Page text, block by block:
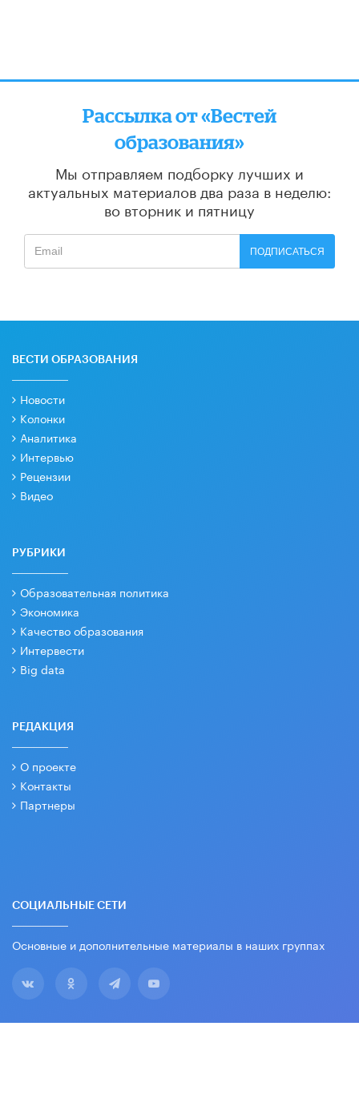
Рассылка от «Вестей
образования»
Мы отправляем подборку лучших и
актуальных материалов два раза в неделю:
во вторник и пятницу
ПОДПИСАТЬСЯ
ВЕСТИ ОБРАЗОВАНИЯ
Новости
Колонки
Аналитика
Интервью
Рецензии
Видео
РУБРИКИ
Образовательная политика
Экономика
Качество образования
Интервести
Big data
РЕДАКЦИЯ
О проекте
Контакты
Партнеры
СОЦИАЛЬНЫЕ СЕТИ
Основные и дополнительные материалы в наших группах